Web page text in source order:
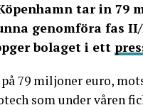
tar in
genomföra fas
bolaget i ett
79 miljoner euro,
som under våren